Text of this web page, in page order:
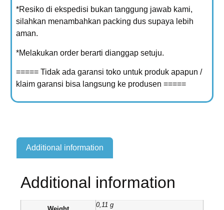
*Resiko di ekspedisi bukan tanggung jawab kami,
silahkan menambahkan packing dus supaya lebih
aman.
*Melakukan order berarti dianggap setuju.
===== Tidak ada garansi toko untuk produk apapun /
klaim garansi bisa langsung ke produsen =====
Additional information
Additional information
0,11 g